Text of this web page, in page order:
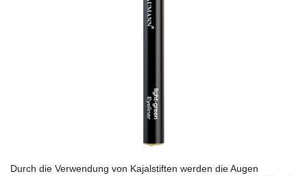
Durch die Verwendung von Kajalstiften werden die Augen